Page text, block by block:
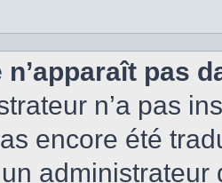
n’apparaît pas
n’a pas
encore été
administrateur